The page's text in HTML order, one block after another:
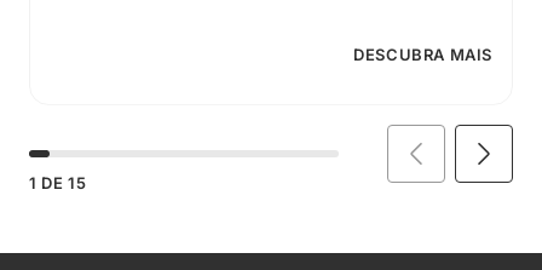
DESCUBRA MAIS
1 DE 15